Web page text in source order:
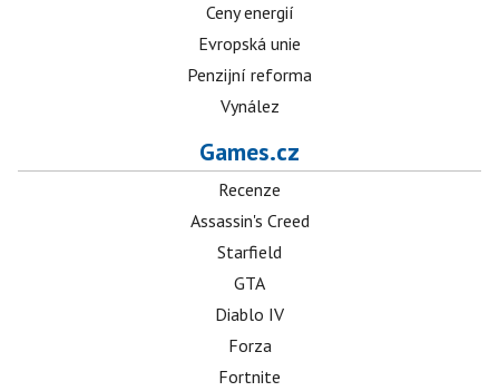
Ceny energií
Evropská unie
Penzijní reforma
Vynález
Games.cz
Recenze
Assassin's Creed
Starfield
GTA
Diablo IV
Forza
Fortnite